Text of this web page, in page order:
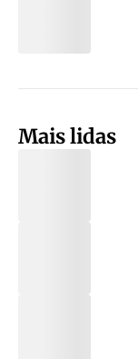
Mais lidas